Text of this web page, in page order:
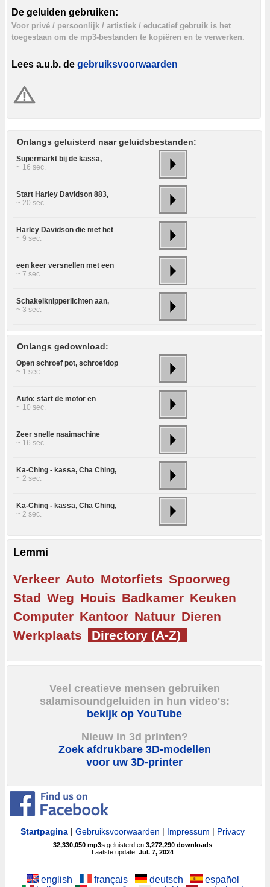
De geluiden gebruiken:
Voor privé / persoonlijk / artistiek / educatief gebruik is het
toegestaan om de mp3-bestanden te kopiëren en te verwerken.
Lees a.u.b. de gebruiksvoorwaarden
Onlangs geluisterd naar geluidsbestanden:
Supermarkt bij de kassa,
~ 16 sec.
Start Harley Davidson 883,
~ 20 sec.
Harley Davidson die met het
~ 9 sec.
een keer versnellen met een
~ 7 sec.
Schakelknipperlichten aan,
~ 3 sec.
Onlangs gedownload:
Open schroef pot, schroefdop
~ 1 sec.
Auto: start de motor en
~ 10 sec.
Zeer snelle naaimachine
~ 16 sec.
Ka-Ching - kassa, Cha Ching,
~ 2 sec.
Ka-Ching - kassa, Cha Ching,
~ 2 sec.
Lemmi
Verkeer Auto Motorfiets Spoorweg
Stad Weg Houis Badkamer Keuken
Computer Kantoor Natuur Dieren
Werkplaats
Directory (A-Z)
Veel creatieve mensen gebruiken
salamisoundgeluiden in hun video's:
bekijk op YouTube
Nieuw in 3d printen?
Zoek afdrukbare 3D-modellen
voor uw 3D-printer
Startpagina| Gebruiksvoorwaarden | Impressum | Privacy
32,330,050 mp3sgeluisterd en 3,272,290 downloads
Laatste update: Jul. 7, 2024
english français deutsch
español